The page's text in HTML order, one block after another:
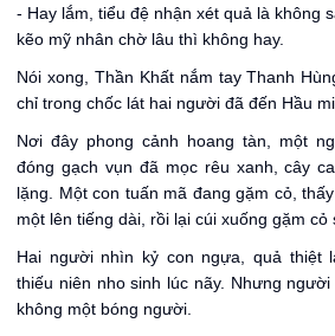
- Hay lắm, tiểu đệ nhận xét quả là không
kẽo mỹ nhân chờ lâu thì không hay.
Nói xong, Thần Khất nắm tay Thanh
chỉ trong chốc lát hai người đã đến Hầu
Nơi đây phong cảnh hoang tàn, một
đóng gạch vụn đã mọc rêu xanh, cây
lặng. Một con tuấn mã đang gặm cỏ,
một lên tiếng dài, rồi lại cúi xuống gặm cỏ
Hai người nhìn kỷ con ngựa, quả thiệt
thiếu niên nho sinh lúc nãy. Nhưng
không một bóng người.